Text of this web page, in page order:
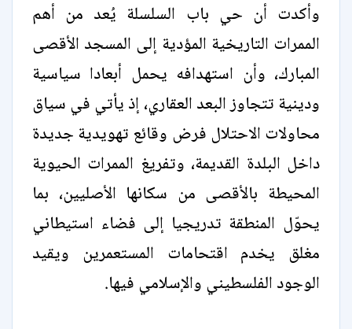
وأكدت أن حي باب السلسلة يُعد من أهم
الممرات التاريخية المؤدية إلى المسجد الأقصى
المبارك، وأن استهدافه يحمل أبعادا سياسية
ودينية تتجاوز البعد العقاري، إذ يأتي في سياق
محاولات الاحتلال فرض وقائع تهويدية جديدة
داخل البلدة القديمة، وتفريغ الممرات الحيوية
المحيطة بالأقصى من سكانها الأصليين، بما
يحوّل المنطقة تدريجيا إلى فضاء استيطاني
مغلق يخدم اقتحامات المستعمرين ويقيد
الوجود الفلسطيني والإسلامي فيها.